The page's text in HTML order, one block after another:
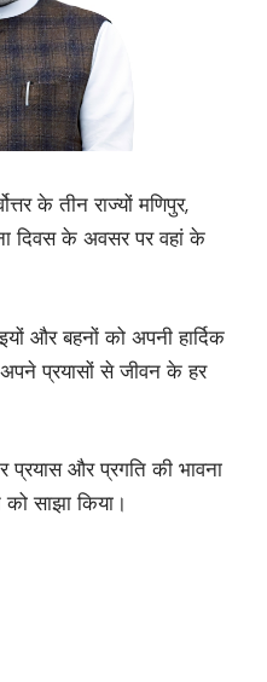
के तीन राज्यों मणिपुर,
दिवस के अवसर पर वहां के
और बहनों को अपनी हार्दिक
प्रयासों से जीवन के हर
प्रयास और प्रगति की भावना
साझा किया।